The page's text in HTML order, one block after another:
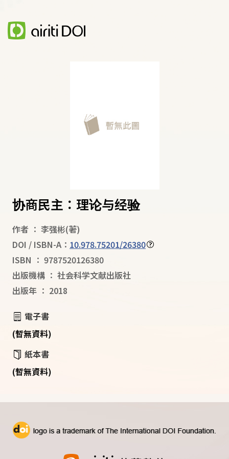
协商民主：理论与经验
作者 ： 李强彬(著)
DOI / ISBN-A： 10.978.75201/26380
ISBN ： 9787520126380
出版機構 ： 社会科学文献出版社
出版年 ： 2018
電子書
(暫無資料)
紙本書
(暫無資料)